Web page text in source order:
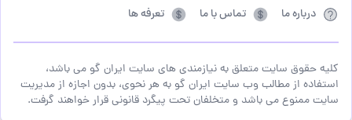
درباره ما تماس با ما تعرفه ها
کلیه حقوق سایت متعلق به نیازمندی های سایت ایران گو می باشد،
استفاده از مطالب وب سایت ایران گو به هر نحوی، بدون اجازه از مدیریت
سایت ممنوع می باشد و متخلفان تحت پیگرد قانونی قرار خواهند گرفت.